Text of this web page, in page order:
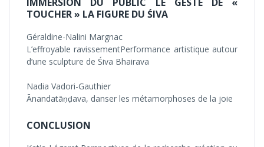
TOUCHER » LA FIGURE DU ŚIVA
Géraldine-Nalini Margnac
L’effroyable ravissementPerformance artistique autour
d’une sculpture de Śiva Bhairava
Nadia Vadori-Gauthier
Ānandatāṇḍava, danser les métamorphoses de la joie
CONCLUSION